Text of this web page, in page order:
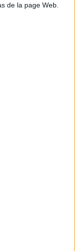
de la page Web.
signé Pelé,